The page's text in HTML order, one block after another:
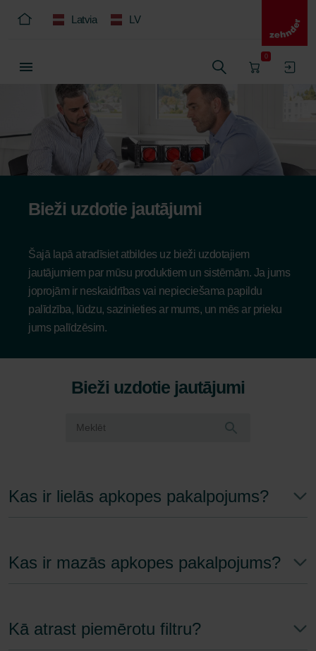
Latvia LV
0
Šajā lapā atradīsiet atbildes uz bieži uzdotajiem
jautājumiem par mūsu produktiem un sistēmām. Ja jums
joprojām ir neskaidrības vai nepieciešama papildu
palīdzība, lūdzu, sazinieties ar mums, un mēs ar prieku
jums palīdzēsim.
Bieži uzdotie jautājumi
Bieži uzdotie jautājumi
Kas ir lielās apkopes pakalpojums?
Kas ir mazās apkopes pakalpojums?
Kā atrast piemērotu filtru?